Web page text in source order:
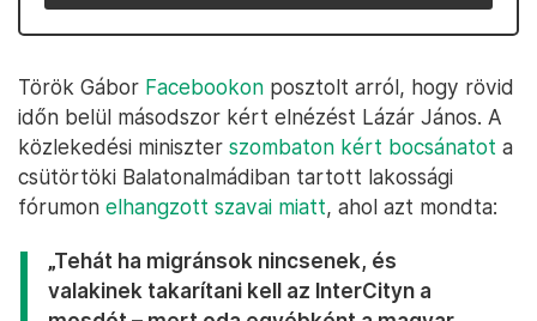
Török Gábor Facebookon posztolt arról, hogy rövid
időn belül másodszor kért elnézést Lázár János. A
közlekedési miniszter szombaton kért bocsánatot a
csütörtöki Balatonalmádiban tartott lakossági
fórumon elhangzott szavai miatt, ahol azt mondta:
„Tehát ha migránsok nincsenek, és
valakinek takarítani kell az InterCityn a